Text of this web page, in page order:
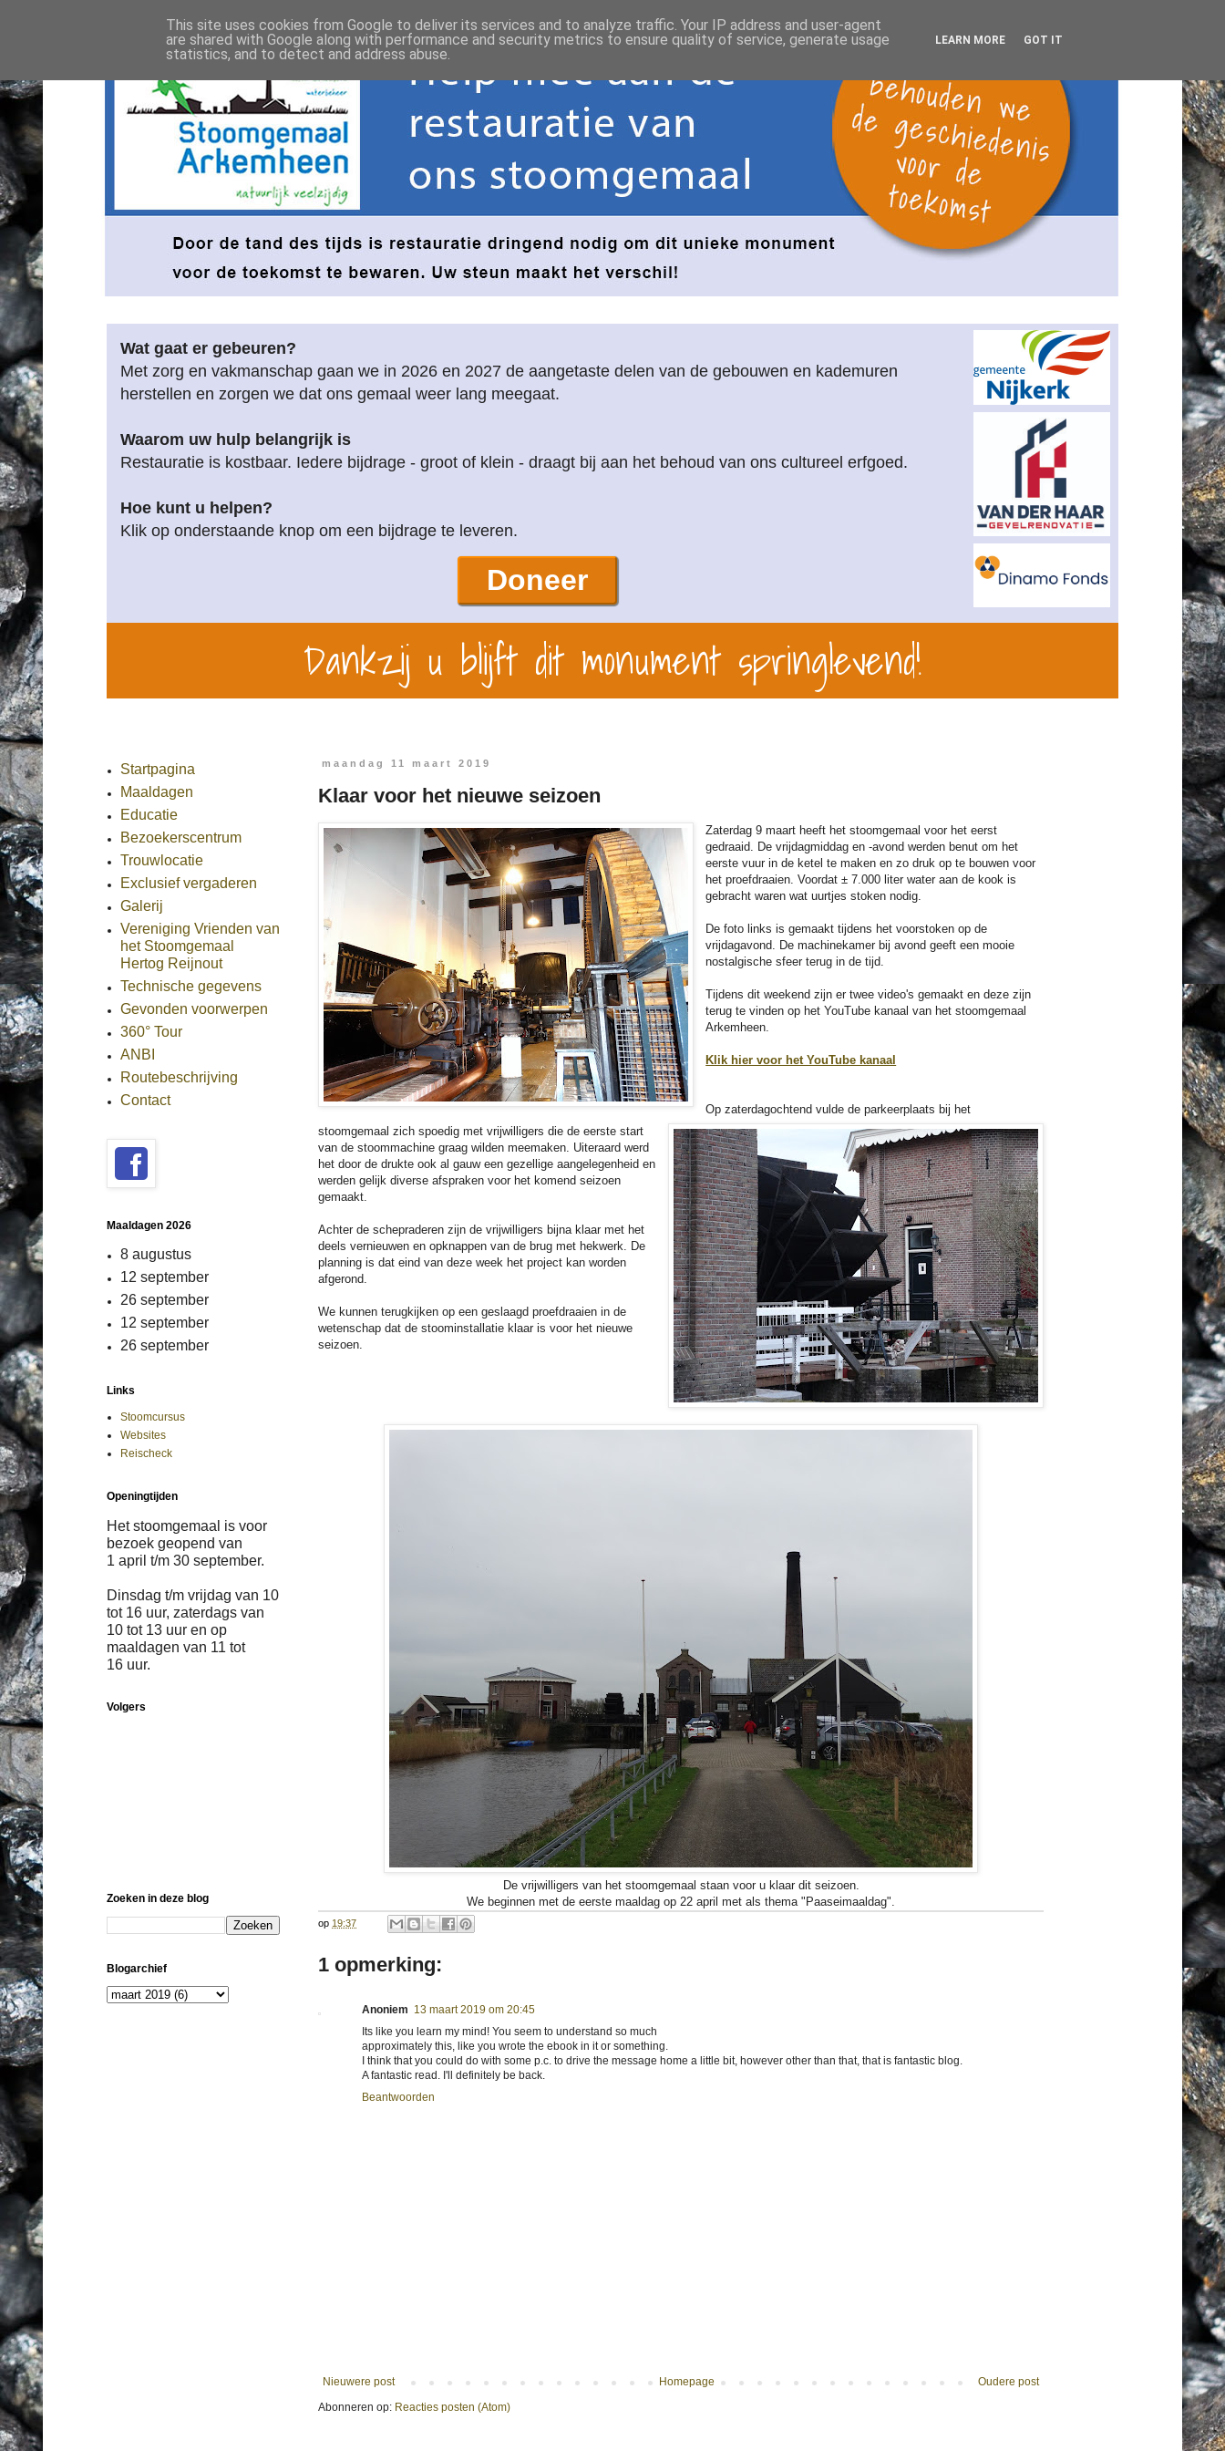
Wat gaat er gebeuren?
Met zorg en vakmanschap gaan we in 2026 en 2027 de aangetaste delen van de gebouwen en kademuren
herstellen en zorgen we dat ons gemaal weer lang meegaat.
Waarom uw hulp belangrijk is
Restauratie is kostbaar. Iedere bijdrage - groot of klein - draagt bij aan het behoud van ons cultureel erfgoed.
Hoe kunt u helpen?
Klik op onderstaande knop om een bijdrage te leveren.
Doneer
Dankzij u blijft dit monument springlevend!
maandag 11 maart 2019
Klaar voor het nieuwe seizoen
Zaterdag 9 maart heeft het stoomgemaal voor het eerst
gedraaid. De vrijdagmiddag en -avond werden benut om het
eerste vuur in de ketel te maken en zo druk op te bouwen voor
het proefdraaien. Voordat ± 7.000 liter water aan de kook is
gebracht waren wat uurtjes stoken nodig.
De foto links is gemaakt tijdens het voorstoken op de
vrijdagavond. De machinekamer bij avond geeft een mooie
nostalgische sfeer terug in de tijd.
Tijdens dit weekend zijn er twee video's gemaakt en deze zijn
terug te vinden op het YouTube kanaal van het stoomgemaal
Arkemheen.
Klik hier voor het YouTube kanaal
Op zaterdagochtend vulde de parkeerplaats bij het
stoomgemaal zich spoedig met vrijwilligers die de eerste start
van de stoommachine graag wilden meemaken. Uiteraard werd
het door de drukte ook al gauw een gezellige aangelegenheid en
werden gelijk diverse afspraken voor het komend seizoen
gemaakt.
Achter de schepraderen zijn de vrijwilligers bijna klaar met het
deels vernieuwen en opknappen van de brug met hekwerk. De
planning is dat eind van deze week het project kan worden
afgerond.
We kunnen terugkijken op een geslaagd proefdraaien in de
wetenschap dat de stoominstallatie klaar is voor het nieuwe
seizoen.
De vrijwilligers van het stoomgemaal staan voor u klaar dit seizoen.
We beginnen met de eerste maaldag op 22 april met als thema "Paaseimaaldag".
op 19:37
1 opmerking:
Anoniem 13 maart 2019 om 20:45
Its like you learn my mind! You seem to understand so much
approximately this, like you wrote the ebook in it or something.
I think that you could do with some p.c. to drive the message home a little bit, however other than that, that is fantastic blog.
A fantastic read. I'll definitely be back.
Beantwoorden
Nieuwere post Oudere post
Homepage
Abonneren op: Reacties posten (Atom)
Startpagina
Maaldagen
Educatie
Bezoekerscentrum
Trouwlocatie
Exclusief vergaderen
Galerij
Vereniging Vrienden van
het Stoomgemaal
Hertog Reijnout
Technische gegevens
Gevonden voorwerpen
360° Tour
ANBI
Routebeschrijving
Contact
Maaldagen 2026
8 augustus
12 september
26 september
12 september
26 september
Links
Stoomcursus
Websites
Reischeck
Openingtijden
Het stoomgemaal is voor
bezoek geopend van
1 april t/m 30 september.
Dinsdag t/m vrijdag van 10
tot 16 uur, zaterdags van
10 tot 13 uur en op
maaldagen van 11 tot
16 uur.
Volgers
Zoeken in deze blog
Blogarchief
This site uses cookies from Google to deliver its services and to analyze traffic. Your IP address and user-agent
are shared with Google along with performance and security metrics to ensure quality of service, generate usage
statistics, and to detect and address abuse.
LEARN MORE GOT IT